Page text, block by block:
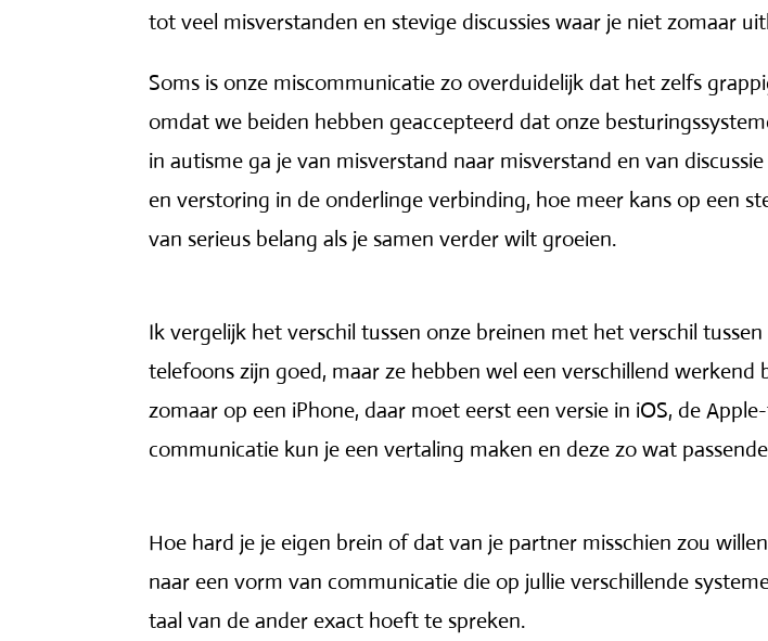
tot veel misverstanden en stevige discussies waar je niet zomaar
Soms is onze miscommunicatie zo overduidelijk dat het zelfs
omdat we beiden hebben geaccepteerd dat onze
in autisme ga je van misverstand naar misverstand en van
en verstoring in de onderlinge verbinding, hoe meer kans op een
van serieus belang als je samen verder wilt groeien.
Ik vergelijk het verschil tussen onze breinen met het verschil
telefoons zijn goed, maar ze hebben wel een verschillend
zomaar op een iPhone, daar moet eerst een versie in iOS, de
communicatie kun je een vertaling maken en deze zo wat
Hoe hard je je eigen brein of dat van je partner misschien zou
naar een vorm van communicatie die op jullie verschillende
taal van de ander exact hoeft te spreken.